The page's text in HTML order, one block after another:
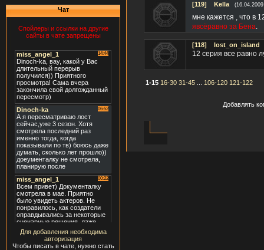
Чат
Спойлеры и ссылки на другие
сайты в чате запрещены
Для добавления необходима
авторизация
Чтобы писать в чате, нужно стать
[119] Kella
мне кажется , что в
явсёравно за Бена.
[118] lost_on_island
12 серия все равно
1-15 16-30 31-45 106-120 121-122
Добавлять